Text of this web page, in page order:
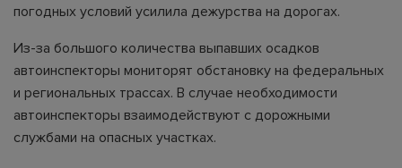
погодных условий усилила дежурства на дорогах.
Из-за большого количества выпавших осадков
автоинспекторы мониторят обстановку на федеральных
и региональных трассах. В случае необходимости
автоинспекторы взаимодействуют с дорожными
службами на опасных участках.